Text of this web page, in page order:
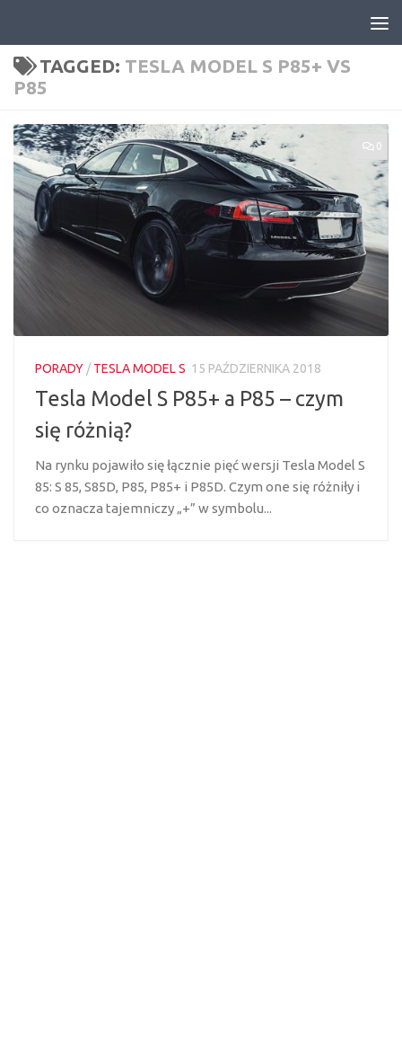
TAGGED: TESLA MODEL S P85+ VS
P85
0
PORADY /TESLA MODEL S 15 PAŹDZIERNIKA 2018
Tesla Model S P85+ a P85 – czym
się różnią?
Na rynku pojawiło się łącznie pięć wersji Tesla Model S
85: S 85, S85D, P85, P85+ i P85D. Czym one się różniły i
co oznacza tajemniczy „+” w symbolu...